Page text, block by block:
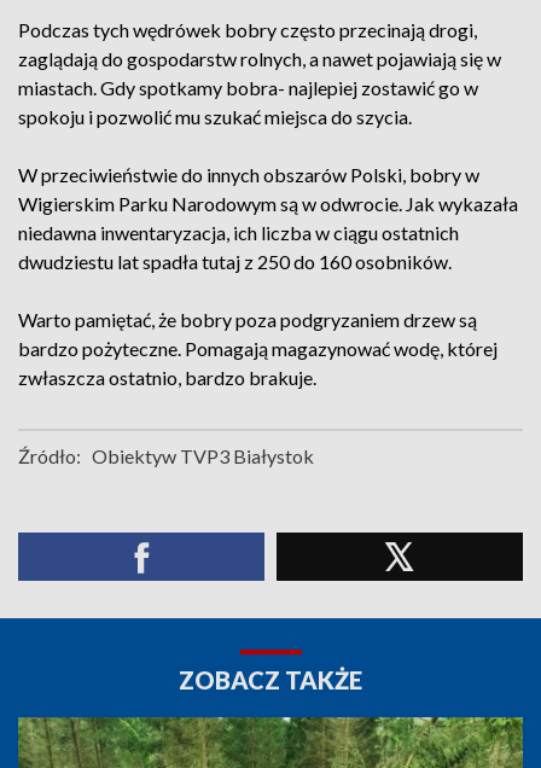
Podczas tych wędrówek bobry często przecinają drogi,
zaglądają do gospodarstw rolnych, a nawet pojawiają się w
miastach. Gdy spotkamy bobra- najlepiej zostawić go w
spokoju i pozwolić mu szukać miejsca do szycia.
W przeciwieństwie do innych obszarów Polski, bobry w
Wigierskim Parku Narodowym są w odwrocie. Jak wykazała
niedawna inwentaryzacja, ich liczba w ciągu ostatnich
dwudziestu lat spadła tutaj z 250 do 160 osobników.
Warto pamiętać, że bobry poza podgryzaniem drzew są
bardzo pożyteczne. Pomagają magazynować wodę, której
zwłaszcza ostatnio, bardzo brakuje.
Źródło: Obiektyw TVP3 Białystok
ZOBACZ TAKŻE